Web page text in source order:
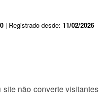
0 | Registrado desde: 11/02/2026
não converte